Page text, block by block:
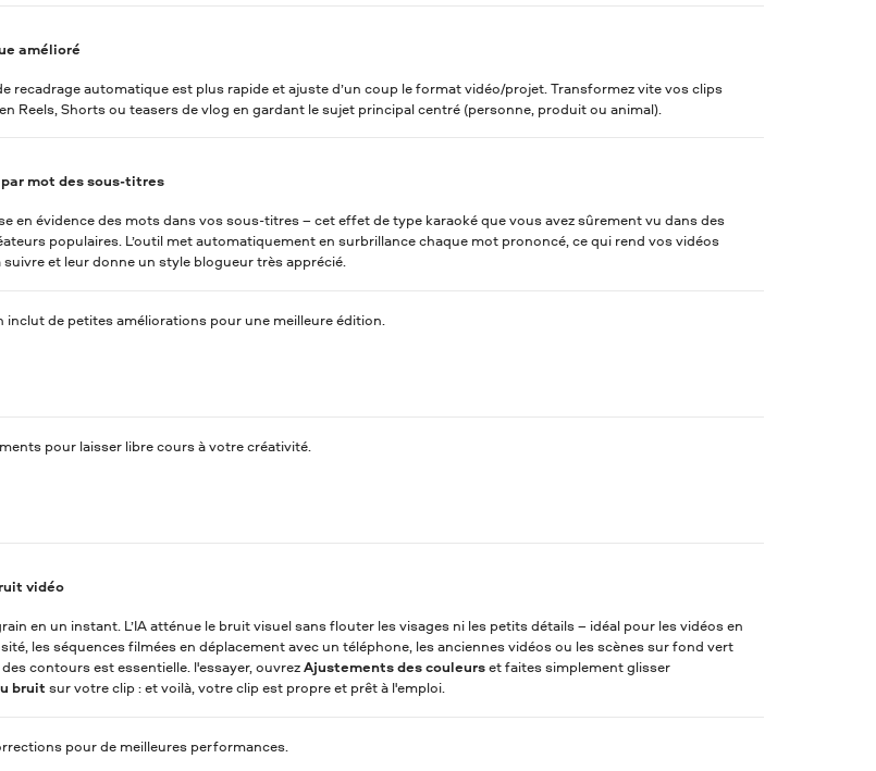
amélioré
recadrage automatique est plus rapide et ajuste d’un coup le format vidéo/projet. Transformez vite vos clips
Reels, Shorts ou teasers de vlog en gardant le sujet principal centré (personne, produit ou animal).
mot des sous-titres
en évidence des mots dans vos sous-titres – cet effet de type karaoké que vous avez sûrement vu dans des
populaires. L’outil met automatiquement en surbrillance chaque mot prononcé, ce qui rend vos vidéos
suivre et leur donne un style blogueur très apprécié.
inclut de petites améliorations pour une meilleure édition.
pour laisser libre cours à votre créativité.
vidéo
en un instant. L’IA atténue le bruit visuel sans flouter les visages ni les petits détails – idéal pour les vidéos en
les séquences filmées en déplacement avec un téléphone, les anciennes vidéos ou les scènes sur fond vert
contours est essentielle. l'essayer, ouvrezAjustements des couleurset faites simplement glisser
bruit sur votre clip : et voilà, votre clip est propre et prêt à l'emploi.
pour de meilleures performances.